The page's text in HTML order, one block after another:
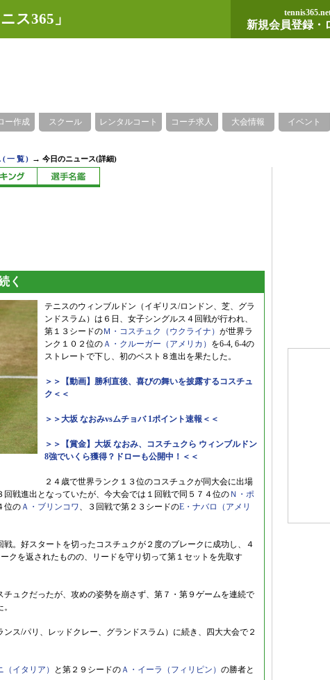
ス365」 新規会員登録・
ー作成 スクール レンタルコート コーチ求人 大会情報 イベント
(一覧) →今日のニュース(詳細)
く
テニスのウィンブルドン（イギリス/ロンドン、芝、グラ
ンドスラム）は６日、女子シングルス４回戦が行われ、
第１３シードのＭ・コスチュク（ウクライナ） が世界ラ
ンク１０２位のＡ・クルーガー（アメリカ） を6-4, 6-4の
ストレートで下し、初のベスト８進出を果たした。
＞＞【動画】勝利直後、喜びの舞いを披露するコスチュ
ク＜＜
＞＞大坂 なおみvsムチョバ 1ポイント速報＜＜
＞＞【賞金】大坂 なおみ、コスチュクら ウィンブルドン
8強でいくら獲得？ドローも公開中！＜＜
２４歳で世界ランク１３位のコスチュクが同大会に出場
戦進出となっていたが、今大会では１回戦で同５７４位の Ｎ・ポ
位のＡ・ブリンコワ、３回戦で第２３シードのE・ナバロ（アメリ
。好スタートを切ったコスチュクが２度のブレークに成功し、４
クを返されたものの、リードを守り切って第１セットを先取す
ュクだったが、攻めの姿勢を崩さず、第７・第９ゲームを連続で
ス/パリ、レッドクレー、グランドスラム）に続き、四大大会で２
（イタリア） と第２９シードのＡ・イーラ（フィリピン） の勝者と